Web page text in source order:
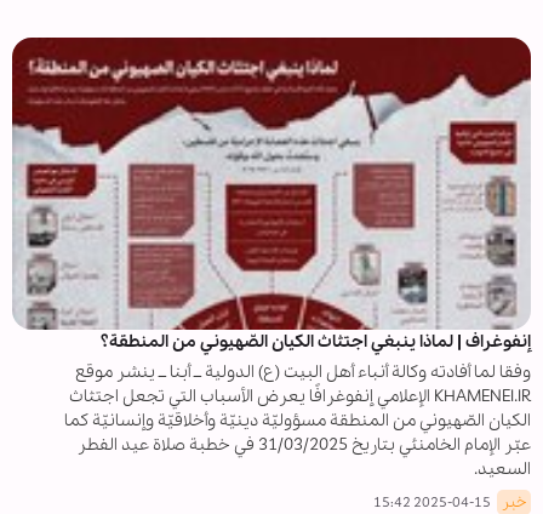
إنفوغراف | لماذا ينبغي اجتثاث الكيان الصّهيوني من المنطقة؟
وفقا لما أفادته وكالة أنباء أهل البيت (ع) الدولية ــ أبنا ــ ينشر موقع
KHAMENEI.IR الإعلامي إنفوغرافًا يعرض الأسباب التي تجعل اجتثاث
الكيان الصّهيوني من المنطقة مسؤوليّة دينيّة وأخلاقيّة وإنسانيّة كما
عبّر الإمام الخامنئي بتاريخ 31/03/2025 في خطبة صلاة عيد الفطر
السعيد.
خبر 2025-04-15 15:42